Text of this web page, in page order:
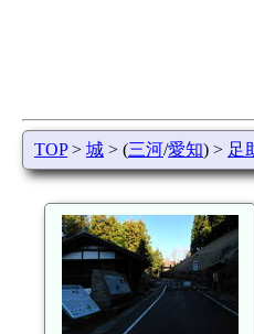
TOP> 城 > (三河/愛知) > 足